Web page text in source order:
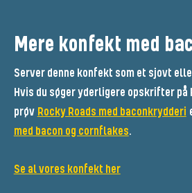
Mere konfekt med
Server denne konfekt som et sjovt
Hvis du søger yderligere opskrifter på
prøv Rocky Roads med baconkrydderi
med bacon og cornflakes.
Se al vores konfekt her